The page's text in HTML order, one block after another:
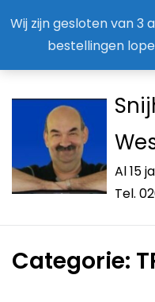
Wij zijn gesloten van 3
bestellingen
Al 15
Tel.
Categorie: